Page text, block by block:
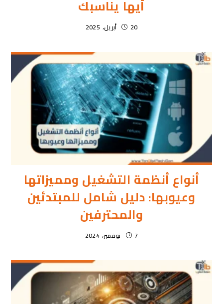
أيها يناسبك
20 أبريل، 2025
أنواع أنظمة التشغيل ومميزاتها
وعيوبها: دليل شامل للمبتدئين
والمحترفين
7 نوفمبر، 2024